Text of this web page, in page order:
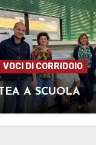
VOCI DI CORRIDOIO
TEA A SCUOLA